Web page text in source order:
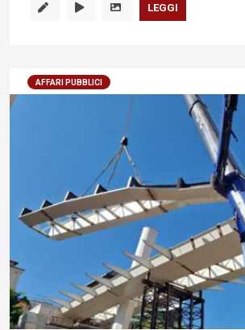
LEGGI
AFFARI PUBBLICI